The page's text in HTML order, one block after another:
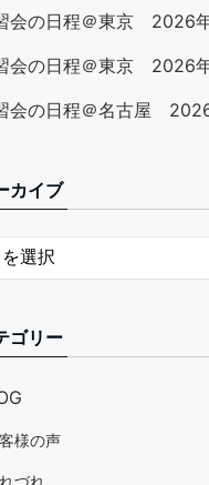
会の日程＠東京 2026
会の日程＠東京 2026
会の日程＠名古屋
カイブ
ゴリー
様の声
づれ